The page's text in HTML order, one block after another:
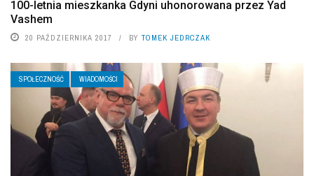
100-letnia mieszkanka Gdyni uhonorowana przez Yad
Vashem
20 PAŹDZIERNIKA 2017 BY TOMEK JEDRCZAK
SPOŁECZNOŚĆ WIADOMOŚCI